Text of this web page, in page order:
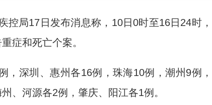
局17日发布消息称，10日0时至16日24时，
症和死亡个案。
深圳、惠州各16例，珠海10例，潮州9例，
、河源各2例，肇庆、阳江各1例。